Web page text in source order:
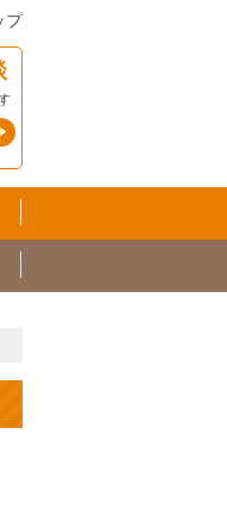
プ